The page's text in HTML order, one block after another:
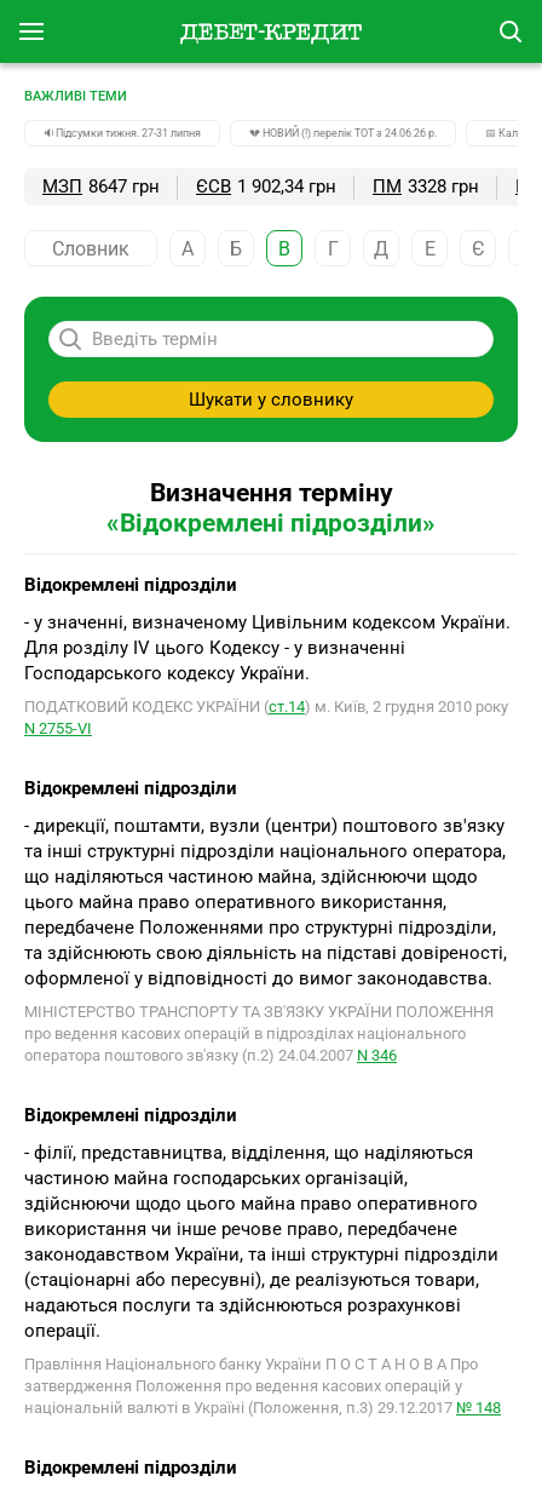
ВАЖЛИВІ ТЕМИ
🔉Підсумки тижня. 27-31 липня 💔 НОВИЙ (!) перелік ТОТ з 24.06.26 р. 📅
МЗП 8647 грн ЄСВ 1 902,34 грн ПМ 3328 грн
Словник А Б В Г Д Е Є
Шукати у словнику
Визначення терміну
«Відокремлені підрозділи»
Відокремлені підрозділи
- у значенні, визначеному Цивільним кодексом України.
Для розділу IV цього Кодексу - у визначенні
Господарського кодексу України.
ПОДАТКОВИЙ КОДЕКС УКРАЇНИ (ст.14) м. Київ, 2 грудня 2010 року
N 2755-VІ
Відокремлені підрозділи
- дирекції, поштамти, вузли (центри) поштового зв'язку
та інші структурні підрозділи національного оператора,
що наділяються частиною майна, здійснюючи щодо
цього майна право оперативного використання,
передбачене Положеннями про структурні підрозділи,
та здійснюють свою діяльність на підставі довіреності,
оформленої у відповідності до вимог законодавства.
МІНІСТЕРСТВО ТРАНСПОРТУ ТА ЗВ'ЯЗКУ УКРАЇНИ ПОЛОЖЕННЯ
про ведення касових операцій в підрозділах національного
оператора поштового зв'язку (п.2) 24.04.2007 N 346
Відокремлені підрозділи
- філії, представництва, відділення, що наділяються
частиною майна господарських організацій,
здійснюючи щодо цього майна право оперативного
використання чи інше речове право, передбачене
законодавством України, та інші структурні підрозділи
(стаціонарні або пересувні), де реалізуються товари,
надаються послуги та здійснюються розрахункові
операції.
Правління Національного банку України П О С Т А Н О В А Про
затвердження Положення про ведення касових операцій у
національній валюті в Україні (Положення, п.3) 29.12.2017 № 148
Відокремлені підрозділи